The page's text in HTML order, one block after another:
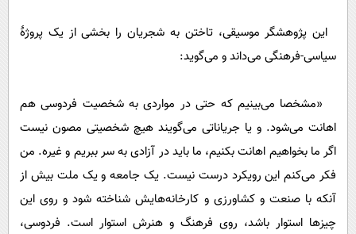
این پژوهشگر موسیقی، تاختن به شجریان را بخشی از یک پروژۀ
سیاسی-فرهنگی می‌داند و می‌گوید:
«مشخصا می‌بینیم که حتی در مواردی به شخصیت فردوسی هم
اهانت می‌شود. و یا جریاناتی می‌گویند هیچ شخصیتی مصون نیست
اگر ما بخواهیم اهانت بکنیم، ما باید در آزادی به سر ببریم و غیره. من
فکر می‌کنم این رویکرد درست نیست. یک جامعه و یک ملت بیش از
آنکه با صنعت و کشاورزی و کارخانه‌هایش شناخته شود و روی این
چیزها استوار باشد، روی فرهنگ و هنرش استوار است. فردوسی،